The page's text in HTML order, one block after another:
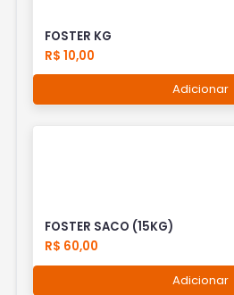
FOSTER KG
R$ 10,00
Adicionar
FOSTER SACO (15KG)
R$ 60,00
Adicionar